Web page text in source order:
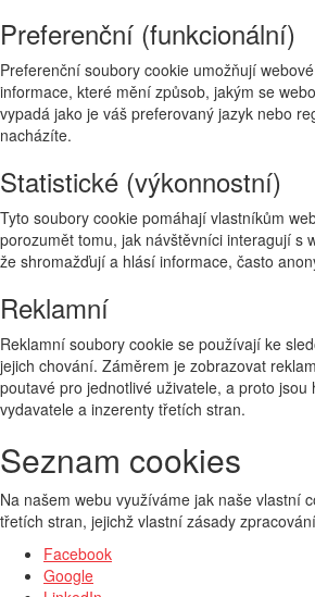
Preferenční (funkcionální)
Preferenční soubory cookie umožňují
informace, které mění způsob, jakým se
vypadá jako je váš preferovaný jazyk nebo
nacházíte.
Statistické (výkonnostní)
Tyto soubory cookie pomáhají vlastníkům
porozumět tomu, jak návštěvníci interagují s
že shromažďují a hlásí informace, často
Reklamní
Reklamní soubory cookie se používají ke
jejich chování. Záměrem je zobrazovat
poutavé pro jednotlivé uživatele, a proto jsou
vydavatele a inzerenty třetích stran.
Seznam cookies
Na našem webu využíváme jak naše vlastní
třetích stran, jejichž vlastní zásady
Facebook
Google